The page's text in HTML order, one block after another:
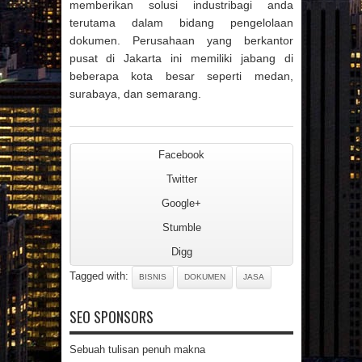
memberikan solusi industribagi anda
terutama dalam bidang pengelolaan
dokumen. Perusahaan yang berkantor
pusat di Jakarta ini memiliki jabang di
beberapa kota besar seperti medan,
surabaya, dan semarang.
Facebook
Twitter
Google+
Stumble
Digg
Tagged with:
BISNIS DOKUMEN JASA
SEO SPONSORS
Sebuah tulisan penuh makna